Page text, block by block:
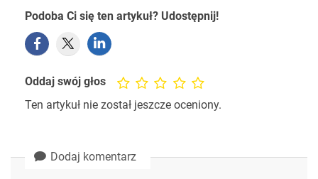
Podoba Ci się ten artykuł? Udostępnij!
Oddaj swój głos
Ten artykuł nie został jeszcze oceniony.
Dodaj komentarz